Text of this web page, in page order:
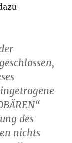
des
nichts